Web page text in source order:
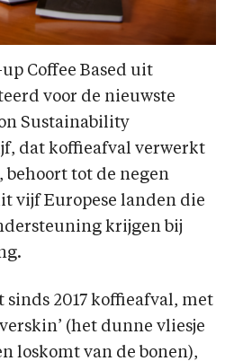
Coffee Based uit
voor de nieuwste
Sustainability
dat koffieafval verwerkt
tot de negen
vijf Europese landen die
krijgen bij
sinds 2017 koffieafval, met
(het dunne vliesje
loskomt van de bonen),